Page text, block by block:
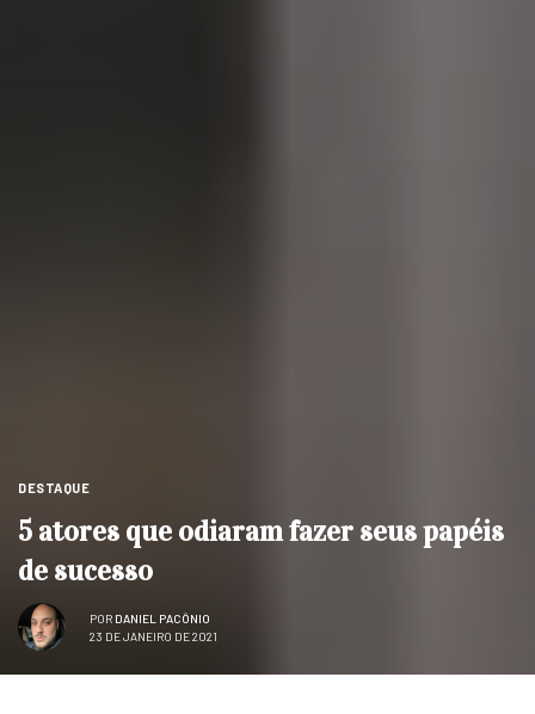
DESTAQUE
5 atores que odiaram fazer seus papéis
de sucesso
POR DANIEL PACÔNIO
23 DE JANEIRO DE 2021